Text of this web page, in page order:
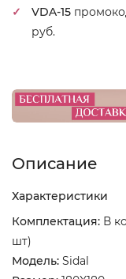
VDA-15
руб.
Описание
Характеристики
Комплектация: В
шт)
Модель: Sidal